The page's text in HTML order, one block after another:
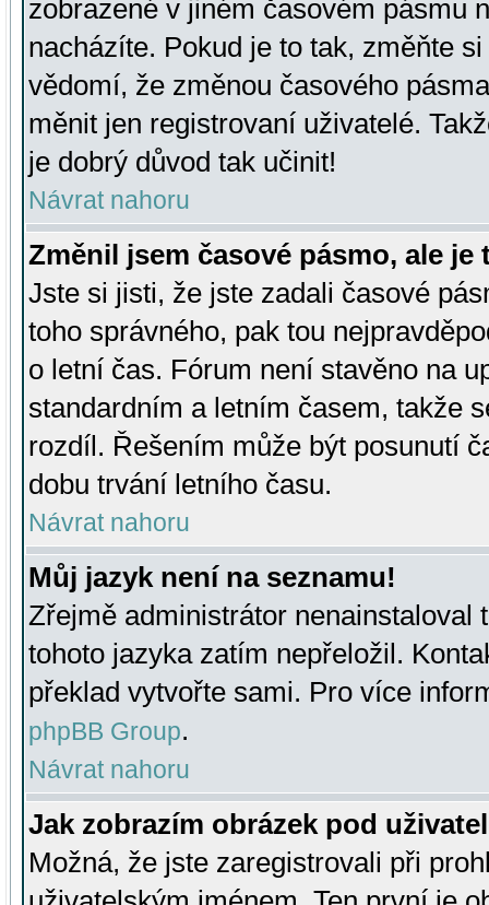
zobrazené v jiném časovém pásmu
nacházíte. Pokud je to tak, změňte
vědomí, že změnou časového
měnit jen registrovaní uživatelé.
je dobrý důvod tak učinit!
Návrat nahoru
Změnil jsem časové pásmo, ale je
Jste si jisti, že jste zadali časové
toho správného, pak tou
o letní čas. Fórum není stavěno na
standardním a letním časem, takže
rozdíl. Řešením může být posunutí
dobu trvání letního času.
Návrat nahoru
Můj jazyk není na seznamu!
Zřejmě administrátor nenainstaloval
tohoto jazyka zatím nepřeložil.
překlad vytvořte sami. Pro více
phpBB Group.
Návrat nahoru
Jak zobrazím obrázek pod
Možná, že jste zaregistrovali při